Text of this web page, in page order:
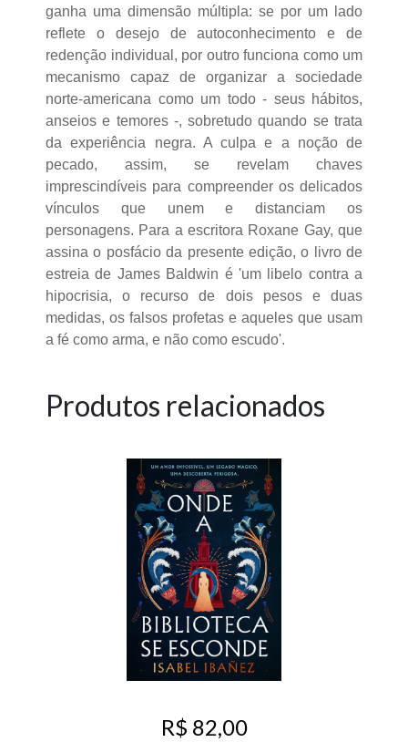
ganha uma dimensão múltipla: se por um lado
reflete o desejo de autoconhecimento e de
redenção individual, por outro funciona como um
mecanismo capaz de organizar a sociedade
norte-americana como um todo - seus hábitos,
anseios e temores -, sobretudo quando se trata
da experiência negra. A culpa e a noção de
pecado, assim, se revelam chaves
imprescindíveis para compreender os delicados
vínculos que unem e distanciam os
personagens. Para a escritora Roxane Gay, que
assina o posfácio da presente edição, o livro de
estreia de James Baldwin é 'um libelo contra a
hipocrisia, o recurso de dois pesos e duas
medidas, os falsos profetas e aqueles que usam
a fé como arma, e não como escudo'.
Produtos relacionados
R$ 82,00